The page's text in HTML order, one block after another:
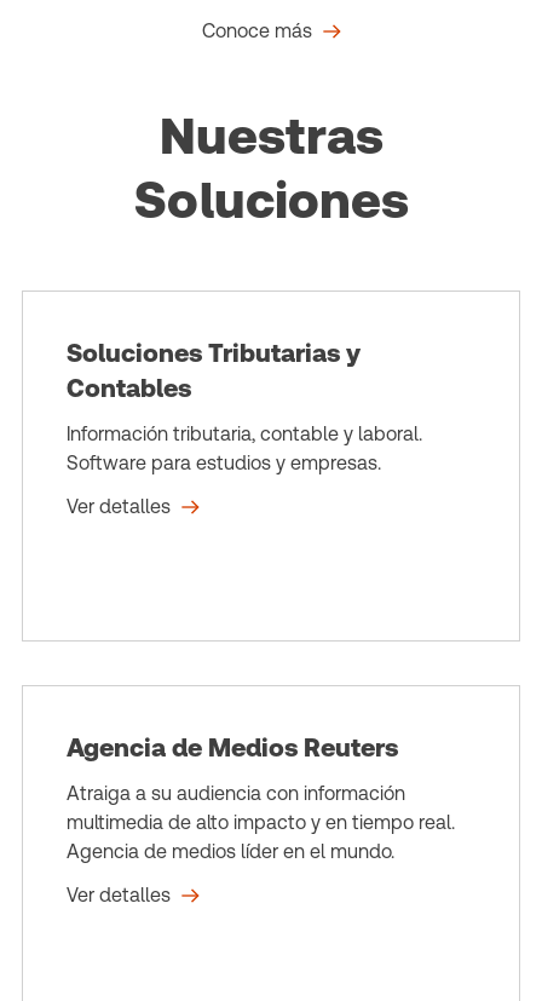
Conoce más
Nuestras
Soluciones
Soluciones Tributarias y
Contables
Información tributaria, contable y laboral.
Software para estudios y empresas.
Ver detalles
Agencia de Medios Reuters
Atraiga a su audiencia con información
multimedia de alto impacto y en tiempo real.
Agencia de medios líder en el mundo.
Ver detalles